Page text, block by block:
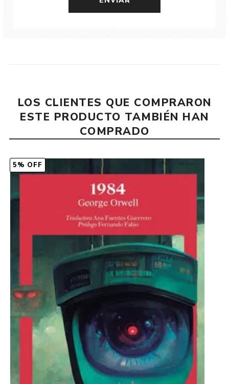
LOS CLIENTES QUE COMPRARON
ESTE PRODUCTO TAMBIÉN HAN
COMPRADO
5% OFF